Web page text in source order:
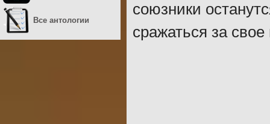
союзники
сражаться за
Все антологии